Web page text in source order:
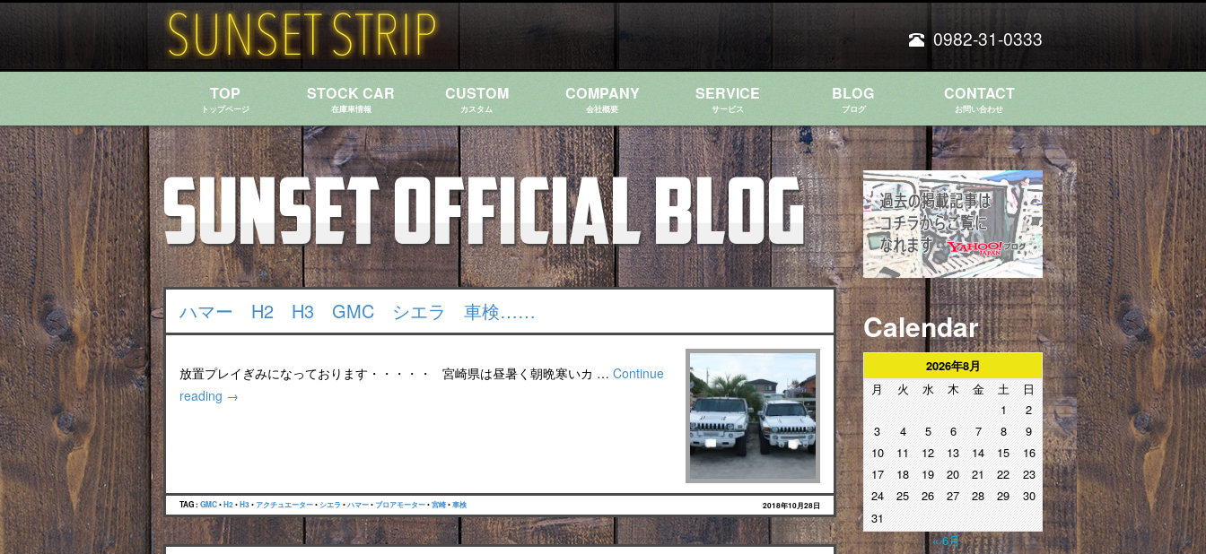
0982-31-0333
TOP
トップページ
STOCK CAR
在庫車情報
CUSTOM
カスタム
COMPANY
会社概要
SERVICE
サービス
BLOG
ブログ
CONTACT
お問い合わせ
ハマー H2 H3 GMC シエラ 車検……
放置プレイぎみになっております・・・・・ 宮崎県は昼暑く朝晩寒いカ … Continue
reading →
TAG : GMC•H2•H3•アクチュエーター• シエラ •ハマー•ブロアモーター•宮崎•車検 2018年10月28日
Calendar
2026年8月
月 火 水 木 金 土
日
1
2
3
4 5 6 7 8
9
10
11 12 13 14 15
16
17
18 19 20 21 22
23
24
25 26 27 28 29
30
31
« 6月